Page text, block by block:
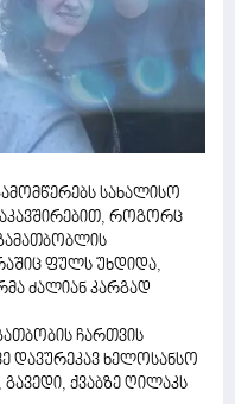
სახალისო
როგორც
ფულს უხდიდა,
ძალიან კარგად
ჩართვის
დავურეკავ ხელოსანსო
ქვაბზე ღილაკს